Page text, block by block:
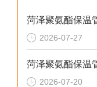
菏泽聚氨酯保温
2026-07-27
2026-07-20